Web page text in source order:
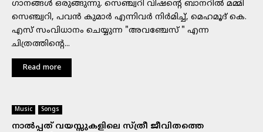
ഗാനങ്ങൾ ഒരുങ്ങുന്നു. സെഞ്ച്വറി വിഷന്റെ ബാനറിൽ മമ്മി
സെഞ്ച്വറി, പവൻ കുമാർ എന്നിവർ നിർമിച്ച്, മെഹമൂദ് കെ.
എസ് സംവിധാനം ചെയ്യുന്ന "അവഞ്ചേസ് " എന്ന
ചിത്രത്തിന്റെ...
Read more
Music Songs
നാല്‍പ്പത് വയസ്സുകളിലെ സ്ത്രീ ജീവിതത്തെ